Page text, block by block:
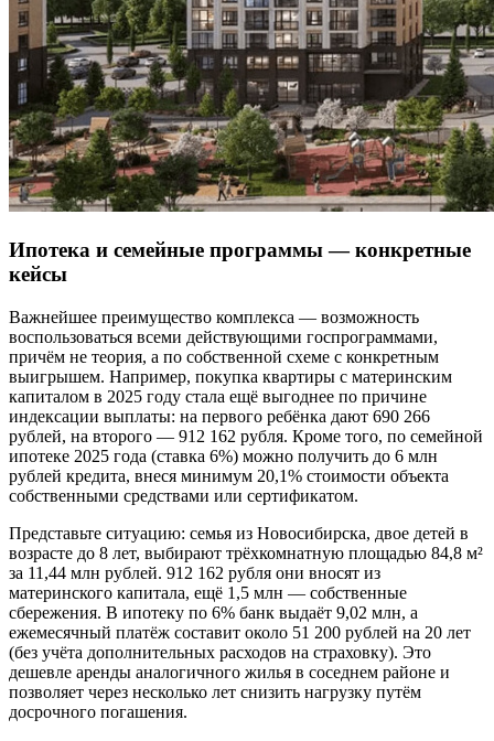
Ипотека и семейные программы — конкретные
кейсы
Важнейшее преимущество комплекса — возможность
воспользоваться всеми действующими госпрограммами,
причём не теория, а по собственной схеме с конкретным
выигрышем. Например, покупка квартиры с материнским
капиталом в 2025 году стала ещё выгоднее по причине
индексации выплаты: на первого ребёнка дают 690 266
рублей, на второго — 912 162 рубля. Кроме того, по семейной
ипотеке 2025 года (ставка 6%) можно получить до 6 млн
рублей кредита, внеся минимум 20,1% стоимости объекта
собственными средствами или сертификатом.
Представьте ситуацию: семья из Новосибирска, двое детей в
возрасте до 8 лет, выбирают трёхкомнатную площадью 84,8 м²
за 11,44 млн рублей. 912 162 рубля они вносят из
материнского капитала, ещё 1,5 млн — собственные
сбережения. В ипотеку по 6% банк выдаёт 9,02 млн, а
ежемесячный платёж составит около 51 200 рублей на 20 лет
(без учёта дополнительных расходов на страховку). Это
дешевле аренды аналогичного жилья в соседнем районе и
позволяет через несколько лет снизить нагрузку путём
досрочного погашения.